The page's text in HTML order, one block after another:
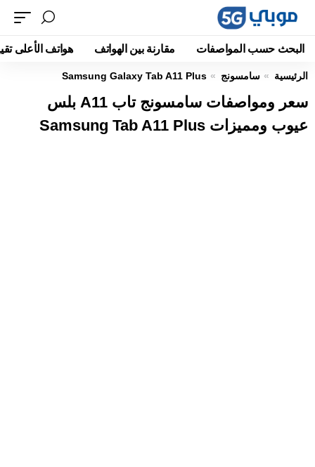
البحث حسب المواصفات مقارنة بين الهواتف هواتف الأعلى
الرئيسية سامسونج Samsung Galaxy Tab A11 Plus
سعر ومواصفات سامسونج تاب A11 بلس
عيوب ومميزات Samsung Tab A11 Plus